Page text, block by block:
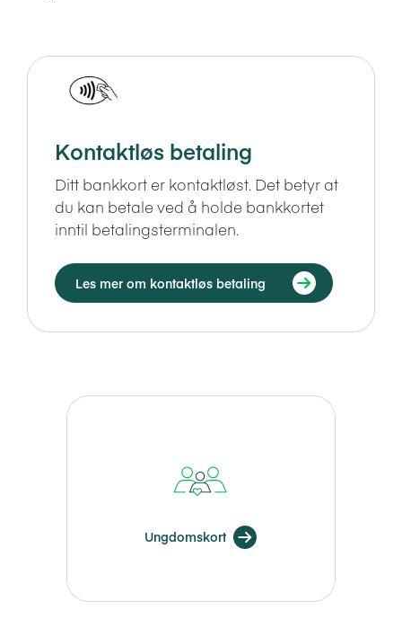
Kontaktløs betaling
Ditt bankkort er kontaktløst. Det betyr at
du kan betale ved å holde bankkortet
inntil betalingsterminalen.
Les mer om kontaktløs betaling
Ungdomskort